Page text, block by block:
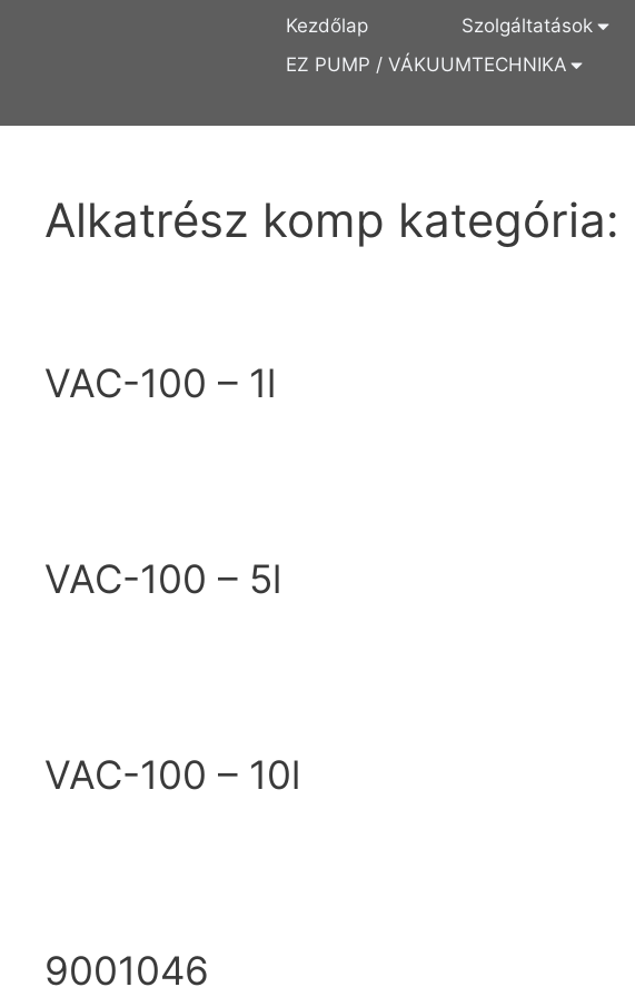
Kezdőlap Szolgáltatások
EZ PUMP / VÁKUUMTECHNIKA
Alkatrész komp kategória:
VAC-100 – 1l
VAC-100 – 5l
VAC-100 – 10l
9001046